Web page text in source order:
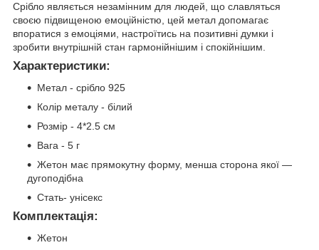
Срібло являється незамінним для людей, що славляться
своєю підвищеною емоційністю, цей метал допомагає
впоратися з емоціями, настроїтись на позитивні думки і
зробити внутрішній стан гармонійнішим і спокійнішим.
Характеристики:
Метал - срібло 925
Колір металу - білий
Розмір - 4*2.5 см
Вага - 5 г
Жетон має прямокутну форму, менша сторона якої —
дугоподібна
Стать- унісекс
Комплектація:
Жетон